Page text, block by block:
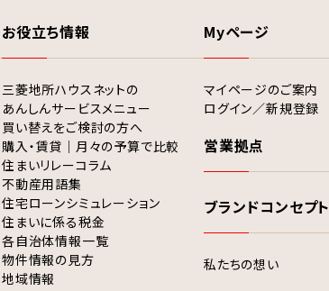
お役立ち情報
三菱地所ハウスネットの
あんしんサービスメニュー
買い替えをご検討の方へ
購入・賃貸｜月々の予算で比較
住まいリレーコラム
不動産用語集
住宅ローンシミュレーション
住まいに係る税金
各自治体情報一覧
物件情報の見方
地域情報
Myページ
マイページのご案内
ログイン／新規登録
営業拠点
ブランドコンセプト
私たちの想い